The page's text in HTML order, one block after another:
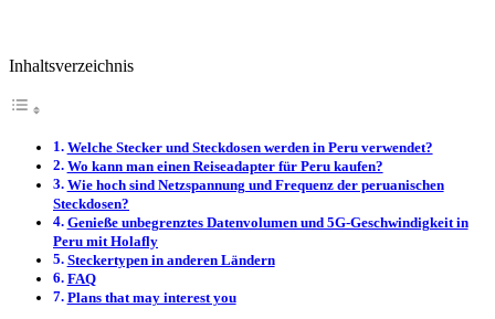
Inhaltsverzeichnis
Welche Stecker und Steckdosen werden in Peru verwendet?
Wo kann man einen Reiseadapter für Peru kaufen?
Wie hoch sind Netzspannung und Frequenz der peruanischen
Steckdosen?
Genieße unbegrenztes Datenvolumen und 5G-Geschwindigkeit in
Peru mit Holafly
Steckertypen in anderen Ländern
FAQ
Plans that may interest you